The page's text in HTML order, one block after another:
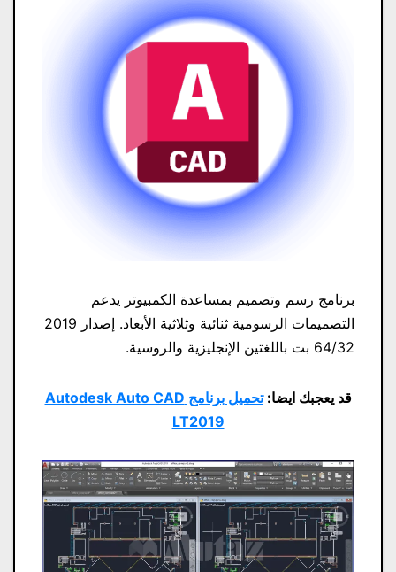
برنامج رسم وتصميم بمساعدة الكمبيوتر يدعم
التصميمات الرسومية ثنائية وثلاثية الأبعاد. إصدار 2019
64/32 بت باللغتين الإنجليزية والروسية.
قد يعجبك ايضا:
تحميل برنامج Autodesk Auto CAD
LT2019